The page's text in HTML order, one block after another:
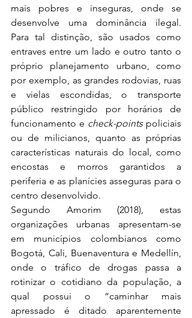
mais pobres e inseguras, onde se
desenvolve uma dominância ilegal.
Para tal distinção, são usados como
entraves entre um lado e outro tanto o
próprio planejamento urbano, como
por exemplo, as grandes rodovias, ruas
e vielas escondidas, o transporte
público restringido por horários de
funcionamento e check-points policiais
ou de milicianos, quanto as próprias
características naturais do local, como
encostas e morros garantidos a
periferia e as planícies asseguras para o
centro desenvolvido.
Segundo Amorim (2018), estas
organizações urbanas apresentam-se
em municípios colombianos como
Bogotá, Cali, Buenaventura e Medellín,
onde o tráfico de drogas passa a
rotinizar o cotidiano da população, a
qual possui o “caminhar mais
apressado é ditado aparentemente